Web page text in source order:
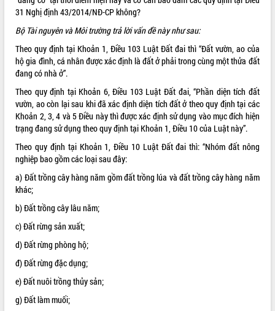
HỆ THỐNG VĂN BẢN
VĂN BẢN HĐND TỈNH
ĐIỂM TIN VĂN BẢN
QUY HOẠCH - KẾ HOẠCH
QUẢNG CÁO
31 Nghị định43/2014/NĐ-CPkhông?
Bộ Tài nguyên và Môi trường trả lời vấn đề này như sau:
Theo quy định tại Khoản 1, Điều 103 Luật Đất đaithì “Đất vườn, ao của
hộ gia đình, cá nhân được xác định là đất ở phải trong cùng một thửa đất
đang có nhà ở”.
Theo quy định tại Khoản 6, Điều 103 Luật Đất đai, “Phần diện tích đất
vườn, ao còn lại sau khi đã xác định diện tích đất ở theo quy định tại các
Khoản 2, 3, 4 và 5 Điều này thì được xác định sử dụng vào mục đích hiện
trạng đang sử dụng theo quy định tại Khoản 1, Điều 10 của Luật này”.
Theo quy định tại Khoản 1, Điều 10 Luật Đất đai thì: “Nhóm đất nông
nghiệp bao gồm các loại sau đây:
a) Đất trồng cây hàng năm gồm đất trồng lúa và đất trồng cây hàng năm
khác;
b) Đất trồng cây lâu năm;
c) Đất rừng sản xuất;
d) Đất rừng phòng hộ;
đ) Đất rừng đặc dụng;
e) Đất nuôi trồng thủy sản;
g) Đất làm muối;